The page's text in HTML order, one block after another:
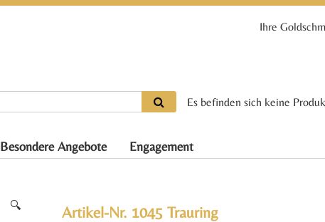
Es befinden sich keine
Ihre
Besondere Angebote Engagement
🔍 Artikel-Nr. 1045 Trauring